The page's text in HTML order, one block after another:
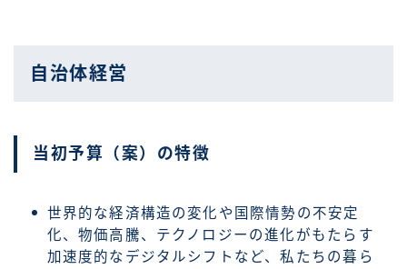
自治体経営
当初予算（案）の特徴
世界的な経済構造の変化や国際情勢の不安定
化、物価高騰、テクノロジーの進化がもたらす
加速度的なデジタルシフトなど、私たちの暮ら